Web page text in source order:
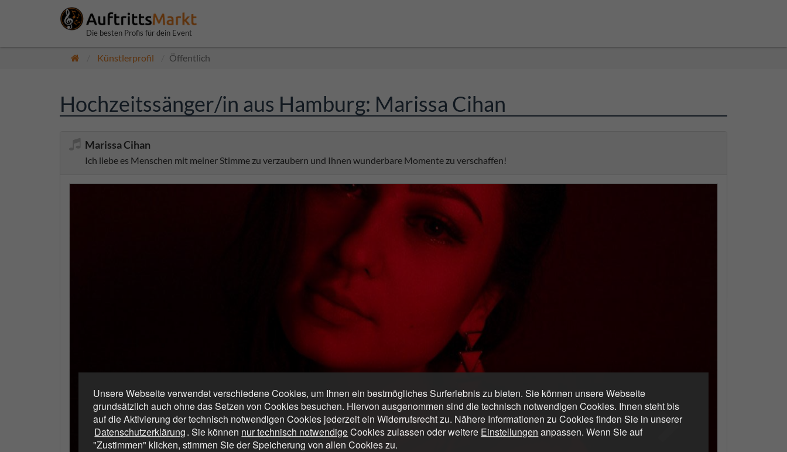
Unsere Webseite verwendet verschiedene Cookies, um Ihnen ein bestmögliches Surferlebnis zu bieten. Sie können unsere Webseite
grundsätzlich auch ohne das Setzen von Cookies besuchen. Hiervon ausgenommen sind die technisch notwendigen Cookies. Ihnen steht bis
auf die Aktivierung der technisch notwendigen Cookies jederzeit ein Widerrufsrecht zu. Nähere Informationen zu Cookies finden Sie in unserer
Datenschutzerklärung. Sie können nur technisch notwendigeCookies zulassen oder weitere Einstellungen anpassen. Wenn Sie auf
"Zustimmen" klicken, stimmen Sie der Speicherung von allen Cookies zu.
Die besten Profis für dein Event
Künstlerprofil Öffentlich
Hochzeitssänger/in aus Hamburg: Marissa Cihan
Marissa Cihan
Ich liebe es Menschen mit meiner Stimme zu verzaubern und Ihnen wunderbare Momente zu verschaffen!